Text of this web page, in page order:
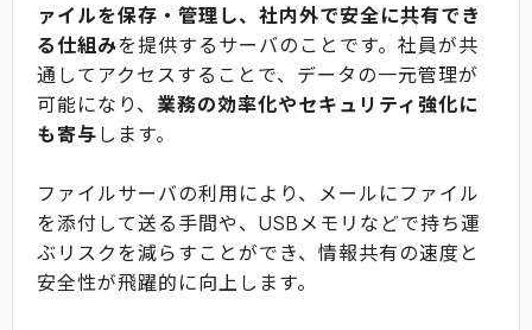
ァイルを保存・管理し、社内外で安全に共有でき
る仕組みを提供するサーバのことです。社員が共
通してアクセスすることで、データの一元管理が
可能になり、 業務の効率化やセキュリティ強化に
も寄与します。
ファイルサーバの利用により、メールにファイル
を添付して送る手間や、USBメモリなどで持ち運
ぶリスクを減らすことができ、情報共有の速度と
安全性が飛躍的に向上します。